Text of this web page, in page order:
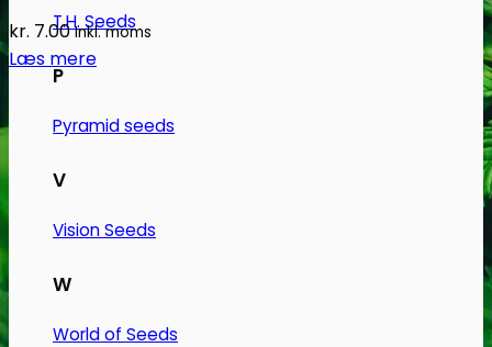
T.H. Seeds
P
Pyramid seeds
V
Vision Seeds
W
World of Seeds
kr. 7.00 Inkl. moms
Læs mere